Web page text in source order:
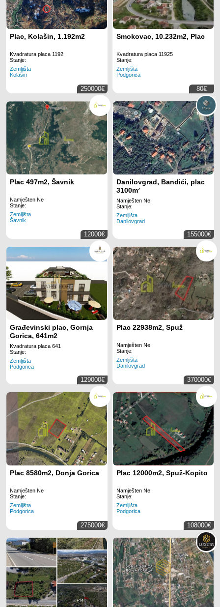
Plac, Kolašin, 1.192m2
Kvadratura placa 1192
Stanje:
Zemljišta
Kolašin
250000€
Smokovac, 10.232m2, Plac
Kvadratura placa 11925
Stanje:
Zemljišta
Podgorica
80€
Plac 497m2, Šavnik
Namješten Ne
Stanje:
Zemljišta
Šavnik
12000€
Danilovgrad, Bandići, plac
3100m²
Namješten Ne
Stanje:
Zemljišta
Danilovgrad
155000€
Građevinski plac, Gornja
Gorica, 641m2
Kvadratura placa 641
Stanje:
Zemljišta
Podgorica
129000€
Plac 22938m2, Spuž
Namješten Ne
Stanje:
Zemljišta
Danilovgrad
370000€
Plac 8580m2, Donja Gorica
Namješten Ne
Stanje:
Zemljišta
Podgorica
275000€
Plac 12000m2, Spuž-Kopito
Namješten Ne
Stanje:
Zemljišta
Podgorica
108000€